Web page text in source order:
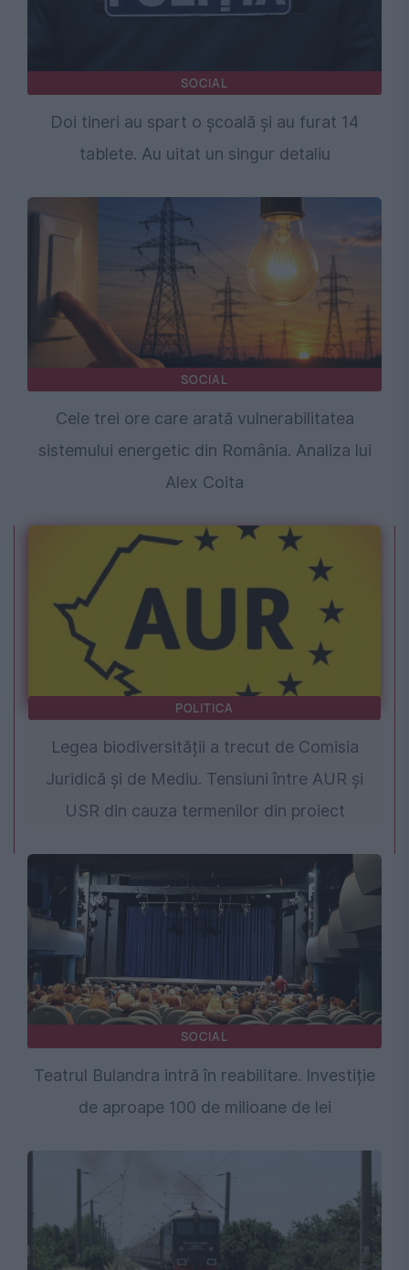
SOCIAL
Doi tineri au spart o școală și au furat 14
tablete. Au uitat un singur detaliu
SOCIAL
Cele trei ore care arată vulnerabilitatea
sistemului energetic din România. Analiza lui
Alex Coita
POLITICA
Legea biodiversității a trecut de Comisia
Juridică și de Mediu. Tensiuni între AUR și
USR din cauza termenilor din proiect
SOCIAL
Teatrul Bulandra intră în reabilitare. Investiție
de aproape 100 de milioane de lei